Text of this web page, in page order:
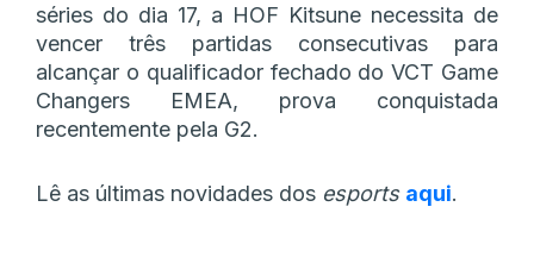
séries do dia 17, a HOF Kitsune necessita de
vencer três partidas consecutivas para
alcançar o qualificador fechado do VCT Game
Changers EMEA, prova conquistada
recentemente pela G2.
Lê as últimas novidades dos esports aqui.